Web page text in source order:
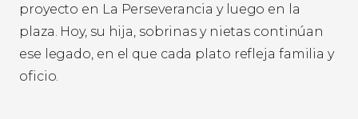
proyecto en La Perseverancia y luego en la
plaza. Hoy, su hija, sobrinas y nietas continúan
ese legado, en el que cada plato refleja familia y
oficio.